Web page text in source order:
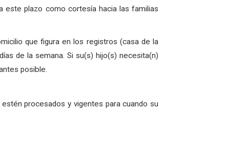
este plazo como cortesía hacia las familias
que figura en los registros (casa de la
de la semana. Si su(s) hijo(s) necesita(n)
posible.
procesados ​​y vigentes para cuando su